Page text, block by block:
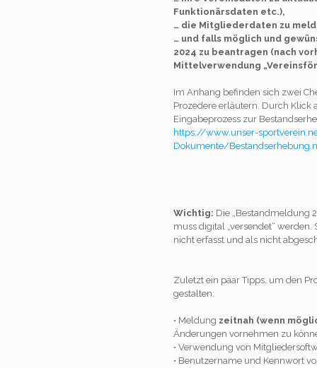
Funktionärsdaten etc.),
… die Mitgliederdaten zu
… und falls möglich und
2024 zu beantragen (nach
Mittelverwendung
Im Anhang befinden sich zwei
Prozedere erläutern. Durch Klick
Eingabeprozess zur
https://www.unser-
Dokumente/
Wichtig: Die „Bestandmeldung
muss digital „versendet“
nicht erfasst und als nicht
Zuletzt ein paar Tipps, um den
gestalten:
• Meldung zeitnah (wenn
Änderungen vornehmen zu
• Verwendung von
• Benutzername und Kennwort